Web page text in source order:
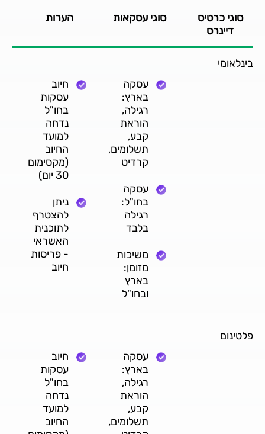
סוגי כרטיס
דיינרס
סוגי עסקאות הערות
בינלאומי
עסקה
בארץ:
רגילה,
הוראת
קבע,
תשלומים,
קרדיט
עסקה
בחו"ל:
רגילה
בלבד
משיכות
מזומן:
בארץ
ובחו"ל
חיוב
עסקות
בחו"ל
נדחה
למועד
החיוב
(מקסימום
30 יום)
ניתן
להצטרף
לתוכנית
האשראי
- פריסות
חיוב
פלטינום
עסקה
בארץ:
רגילה,
הוראת
קבע,
תשלומים,
חיוב
עסקות
בחו"ל
נדחה
למועד
החיוב